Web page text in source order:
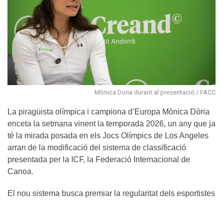
Mònica Doria durant al presentació / FACC
La piragüista olímpica i campiona d’Europa Mònica Dòria
enceta la setmana vinent la temporada 2026, un any que ja
té la mirada posada en els Jocs Olímpics de Los Angeles
arran de la modificació del sistema de classificació
presentada per la ICF, la Federació Internacional de
Canoa.
El nou sistema busca premiar la regularitat dels esportistes